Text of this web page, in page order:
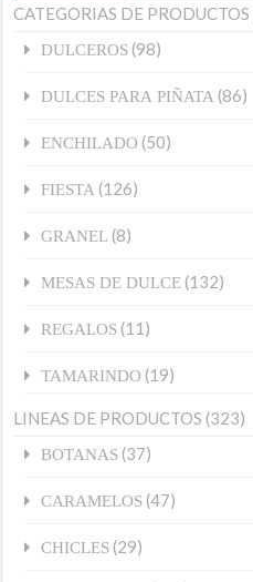
CATEGORIAS DE PRODUCTOS
DULCEROS (98)
DULCES PARA PIÑATA (86)
ENCHILADO (50)
FIESTA (126)
GRANEL (8)
MESAS DE DULCE (132)
REGALOS (11)
TAMARINDO (19)
LINEAS DE PRODUCTOS (323)
BOTANAS (37)
CARAMELOS (47)
CHICLES (29)